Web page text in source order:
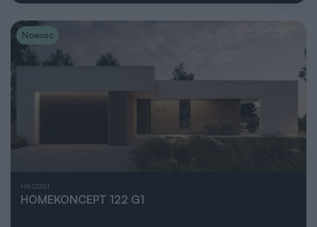
Nowość
HK122G1
HOMEKONCEPT 122 G1